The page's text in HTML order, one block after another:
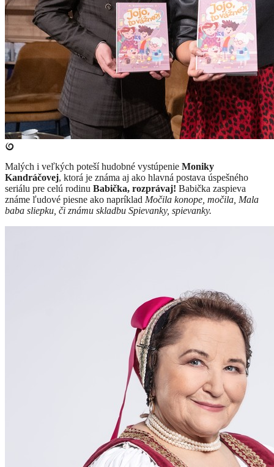
​Malých i veľkých poteší hudobné vystúpenie Moniky
Kandráčovej, ktorá je známa aj ako hlavná postava úspešného
seriálu pre celú rodinu Babička, rozprávaj! Babička zaspieva
známe ľudové piesne ako napríklad Močila konope, močila, Mala
baba sliepku, či známu skladbu Spievanky, spievanky.